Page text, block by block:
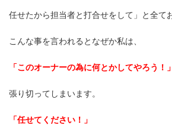
任せたから担当者と打合せをして」と全て
こんな事を言われるとなぜか私は、
「このオーナーの為に何とかしてやろう！
張り切ってしまいます。
「任せてください！」